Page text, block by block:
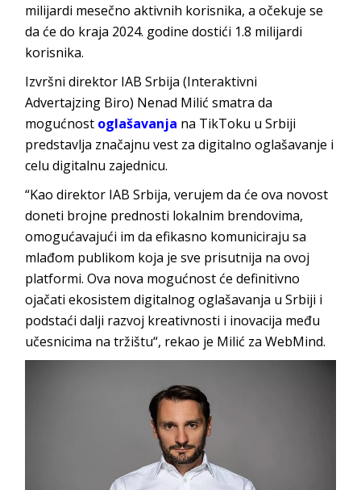
milijardi mesečno aktivnih korisnika, a očekuje se
da će do kraja 2024. godine dostići 1.8 milijardi
korisnika.
Izvršni direktor IAB Srbija (Interaktivni
Advertajzing Biro) Nenad Milić smatra da
mogućnost oglašavanja na TikToku u Srbiji
predstavlja značajnu vest za digitalno oglašavanje i
celu digitalnu zajednicu.
“Kao direktor IAB Srbija, verujem da će ova novost
doneti brojne prednosti lokalnim brendovima,
omogućavajući im da efikasno komuniciraju sa
mlađom publikom koja je sve prisutnija na ovoj
platformi. Ova nova mogućnost će definitivno
ojačati ekosistem digitalnog oglašavanja u Srbiji i
podstaći dalji razvoj kreativnosti i inovacija među
učesnicima na tržištu“, rekao je Milić za WebMind.